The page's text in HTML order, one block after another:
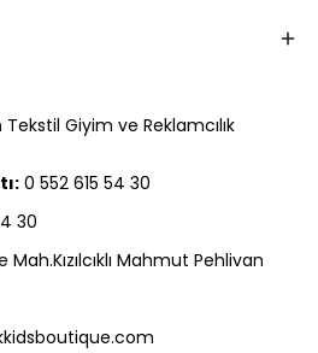
Tekstil Giyim ve Reklamcılık
0 552 615 54 30
30
Mah.Kızılcıklı Mahmut Pehlivan